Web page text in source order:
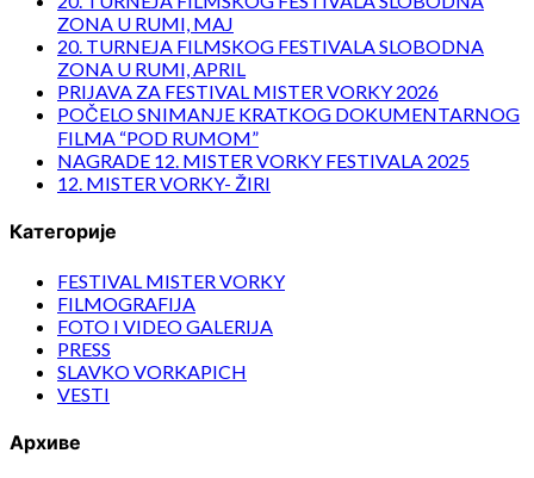
ZONA U RUMI, MAJ
20. TURNEJA FILMSKOG FESTIVALA SLOBODNA
ZONA U RUMI, APRIL
PRIJAVA ZA FESTIVAL MISTER VORKY 2026
POČELO SNIMANJE KRATKOG DOKUMENTARNOG
FILMA “POD RUMOM”
NAGRADE 12. MISTER VORKY FESTIVALA 2025
12. MISTER VORKY- ŽIRI
Категорије
FESTIVAL MISTER VORKY
FILMOGRAFIJA
FOTO I VIDEO GALERIJA
PRESS
SLAVKO VORKAPICH
VESTI
Архиве